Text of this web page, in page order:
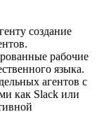
создание
рабочие
языка.
агентов с
как Slack или